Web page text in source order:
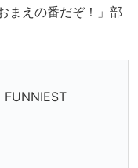
まえの番だぞ！」部
FUNNIEST